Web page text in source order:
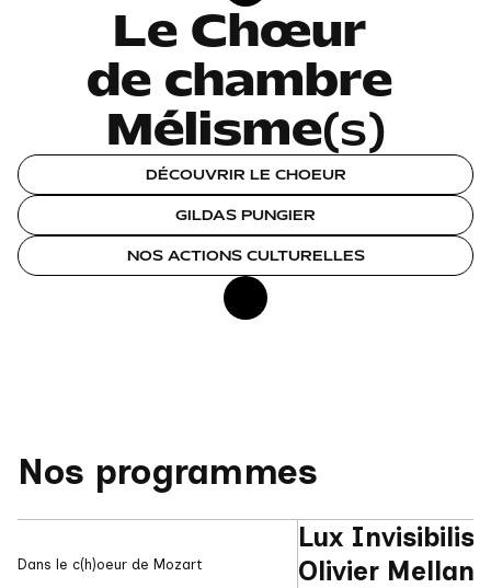
Le Chœur
de chambre
Mélisme(s)
DÉCOUVRIR LE CHOEUR
GILDAS PUNGIER
NOS ACTIONS CULTURELLES
Nos programmes
Dans le c(h)oeur de Mozart
Lux Invisibilis
Olivier